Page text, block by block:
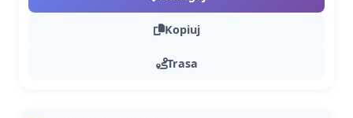
Kopiuj
Trasa